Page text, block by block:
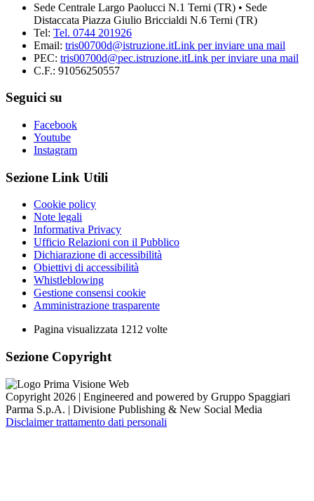
Sede Centrale Largo Paolucci N.1 Terni (TR) • Sede
Distaccata Piazza Giulio Briccialdi N.6 Terni (TR)
Tel: Tel. 0744 201926
Email: tris00700d@istruzione.itLink per inviare una mail
PEC: tris00700d@pec.istruzione.itLink per inviare una mail
C.F.: 91056250557
Seguici su
Facebook
Youtube
Instagram
Sezione Link Utili
Cookie policy
Note legali
Informativa Privacy
Ufficio Relazioni con il Pubblico
Dichiarazione di accessibilità
Obiettivi di accessibilità
Whistleblowing
Gestione consensi cookie
Amministrazione trasparente
Pagina visualizzata 1212 volte
Sezione Copyright
Copyright 2026 | Engineered and powered by Gruppo Spaggiari
Parma S.p.A. | Divisione Publishing & New Social Media
Disclaimer trattamento dati personali